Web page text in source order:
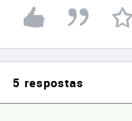
5 respostas